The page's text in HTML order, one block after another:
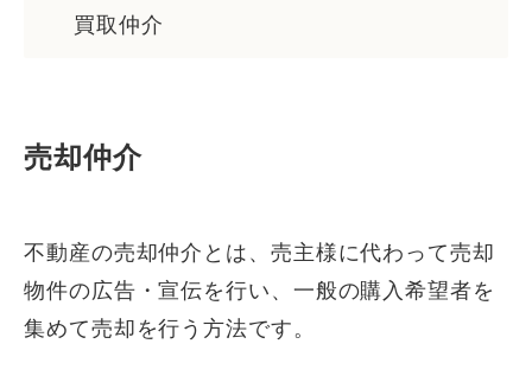
買取仲介
売却仲介
不動産の売却仲介とは、売主様に代わって売却
物件の広告・宣伝を行い、一般の購入希望者を
集めて売却を行う方法です。